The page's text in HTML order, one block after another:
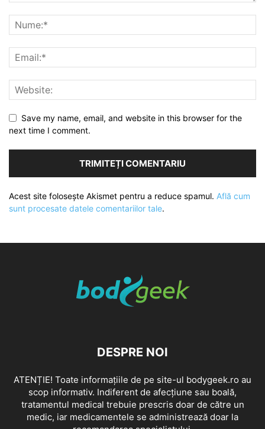
Save my name, email, and website in this browser for the
next time I comment.
Acest site folosește Akismet pentru a reduce spamul. Află cum
sunt procesate datele comentariilor tale.
DESPRE NOI
ATENȚIE! Toate informațiile de pe site-ul bodygeek.ro au
scop informativ. Indiferent de afecțiune sau boală,
tratamentul medical trebuie prescris doar de către un
medic, iar medicamentele se administrează doar la